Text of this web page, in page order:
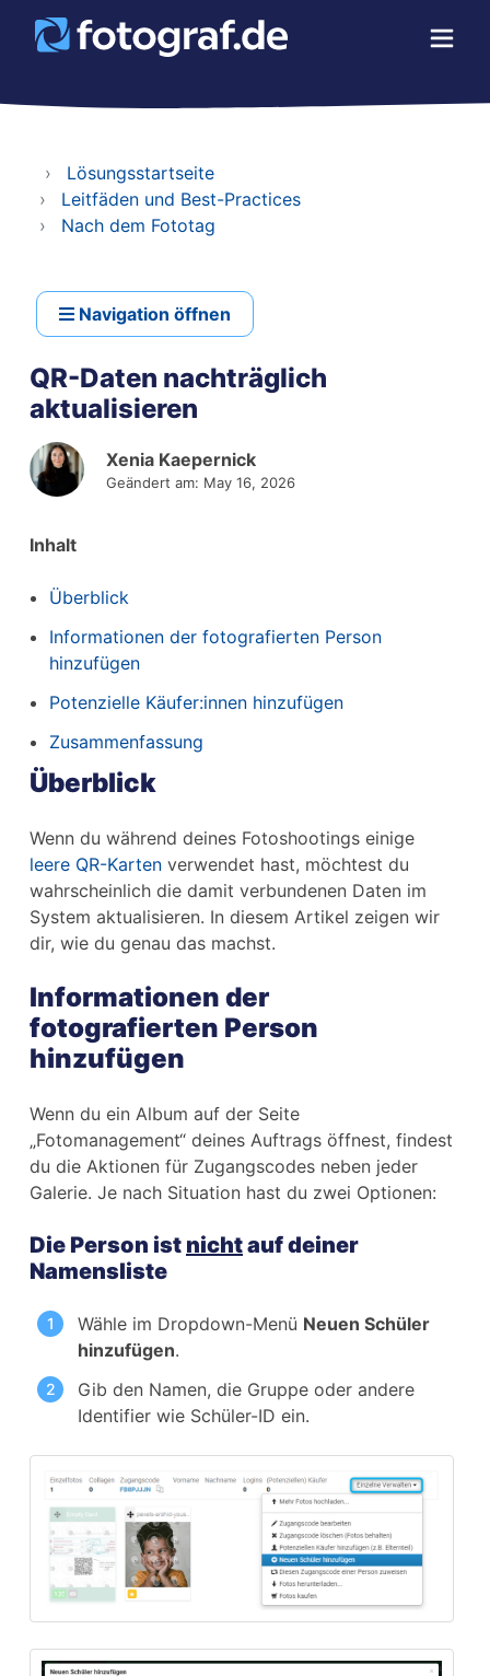
Lösungsstartseite
Leitfäden und Best-Practices
Nach dem Fototag
Navigation öffnen
QR-Daten nachträglich
aktualisieren
Xenia Kaepernick
Geändert am: May 16, 2026
Inhalt
Überblick
Informationen der fotografierten Person
hinzufügen
Potenzielle Käufer:innen hinzufügen
Zusammenfassung
Überblick
Wenn du während deines Fotoshootings einige
leere QR-Karten verwendet hast, möchtest du
wahrscheinlich die damit verbundenen Daten im
System aktualisieren. In diesem Artikel zeigen wir
dir, wie du genau das machst.
Informationen der
fotografierten Person
hinzufügen
Wenn du ein Album auf der Seite
„Fotomanagement“ deines Auftrags öffnest, findest
du die Aktionen für Zugangscodes neben jeder
Galerie. Je nach Situation hast du zwei Optionen:
Die Person ist nichtauf deiner
Namensliste
Wähle im Dropdown-Menü Neuen Schüler
hinzufügen.
Gib den Namen, die Gruppe oder andere
Identifier wie Schüler-ID ein.